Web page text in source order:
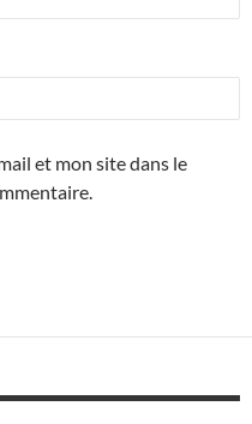
et mon site dans le